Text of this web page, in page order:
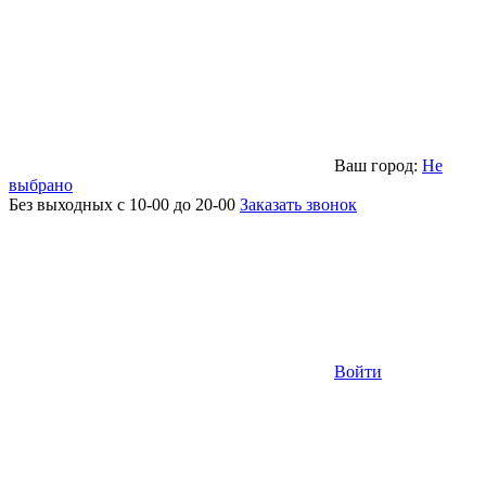
Ваш город: Не
выбрано
Без выходных с 10-00 до 20-00 Заказать звонок
Войти